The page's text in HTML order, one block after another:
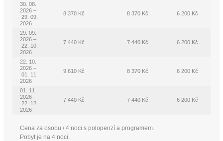
30. 08.
2026 –
29. 09.
2026
8 370 Kč 8 370 Kč 6 200 Kč
29. 09.
2026 –
22. 10.
2026
7 440 Kč 7 440 Kč 6 200 Kč
22. 10.
2026 –
01. 11.
2026
9 610 Kč 8 370 Kč 6 200 Kč
01. 11.
2026 –
22. 12.
2026
7 440 Kč 7 440 Kč 6 200 Kč
Cena za osobu / 4 noci s polopenzí a programem.
Pobyt je na 4 noci.